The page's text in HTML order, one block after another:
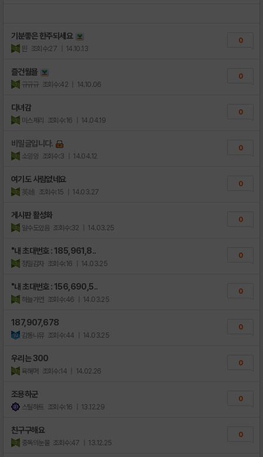
기분좋은 한주되세요
믠 조회수:27 | 14.10.13
0
즐건월욜
규규규 조회수:42 | 14.10.06
0
다녀감
미스체리 조회수:16 | 14.04.19
0
비밀글입니다.
소잉잉 조회수:3 | 14.04.12
0
여기도 사람없네요
英雄 조회수:15 | 14.03.27
0
게시판 활성화
알수도있음 조회수:32 | 14.03.25
0
"내 초대번호 : 185,961,8..
정밀감자 조회수:16 | 14.03.25
0
"내 초대번호 : 156,690,5..
하늘가연 조회수:46 | 14.03.25
0
187,907,678
감동니뮤 조회수:44 | 14.03.25
0
우리는 300
육해머 조회수:14 | 14.02.26
0
조용하군
스틸하트 조회수:16 | 13.12.29
0
친구구해요
중독의눈물 조회수:47 | 13.12.25
0